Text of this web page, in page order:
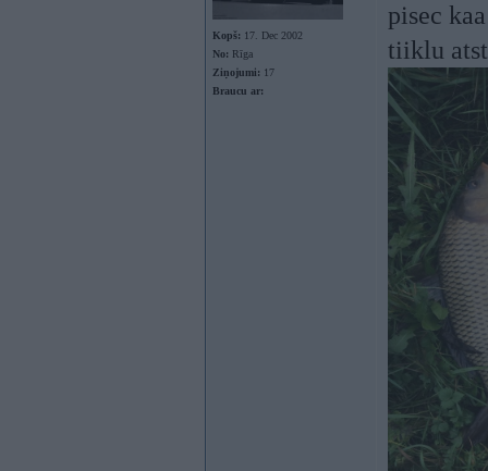
Kopš: 17. Dec 2002
No: Rīga
Ziņojumi: 17
Braucu ar:
pisec
tiiklu